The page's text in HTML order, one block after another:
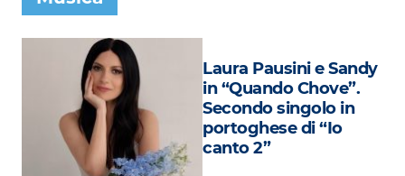
Speciali
Oroscopo
Radio Subasio Music Club
Sanremo 2026
Laura Pausini e Sandy
in “Quando Chove”.
Secondo singolo in
portoghese di “Io
canto 2”